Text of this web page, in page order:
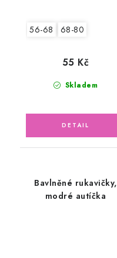
56-68 68-80
Skladem
55 Kč
Bavlněné rukavičky,
modré autíčka